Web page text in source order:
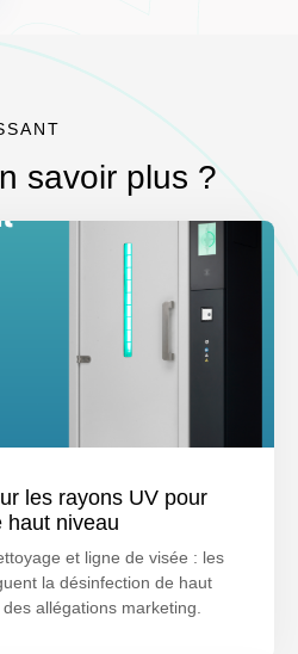
savoir plus ?
les rayons UV pour
haut niveau
et ligne de visée : les
la désinfection de haut
allégations marketing.